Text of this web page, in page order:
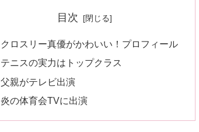
目次
クロスリー真優がかわいい！プロフィール
テニスの実力はトップクラス
父親がテレビ出演
炎の体育会TVに出演